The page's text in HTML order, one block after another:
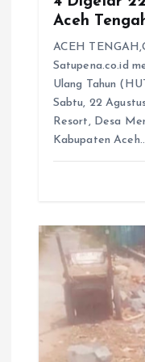
Aceh
ACEH
Satupena.co.id
Ulang Tahun
Sabtu, 22
Resort, Desa
Kabupaten